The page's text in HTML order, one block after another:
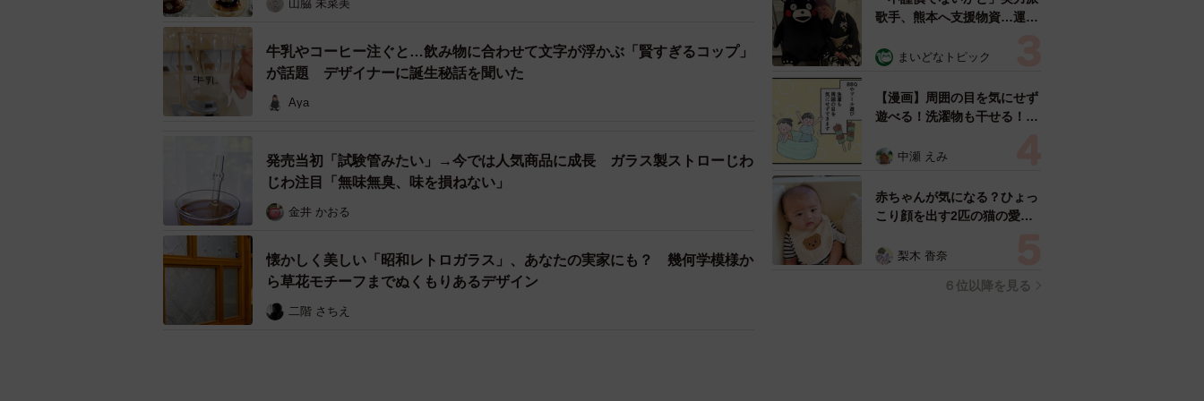
山脇 未菜美
牛乳やコーヒー注ぐと…飲み物に合わせて文字が浮かぶ「賢すぎるコップ」
が話題 デザイナーに誕生秘話を聞いた
Aya
発売当初「試験管みたい」→今では人気商品に成長 ガラス製ストローじわ
じわ注目「無味無臭、味を損ねない」
金井 かおる
懐かしく美しい「昭和レトロガラス」、あなたの実家にも？ 幾何学模様か
ら草花モチーフまでぬくもりあるデザイン
二階 さちえ
歌手、熊本へ支援物資…運搬
めらい 「痛いほど伝わる」
まいどなトピック
【漫画】周囲の目を気にせず
遊べる！洗濯物も干せる！最
ところが…実際住んでみて分
中瀬 えみ
赤ちゃんが気になる？ひょっ
こり顔を出す2匹の猫の愛ら
わいい構図あります？」「ベ
梨木 香奈
６位以降を見る